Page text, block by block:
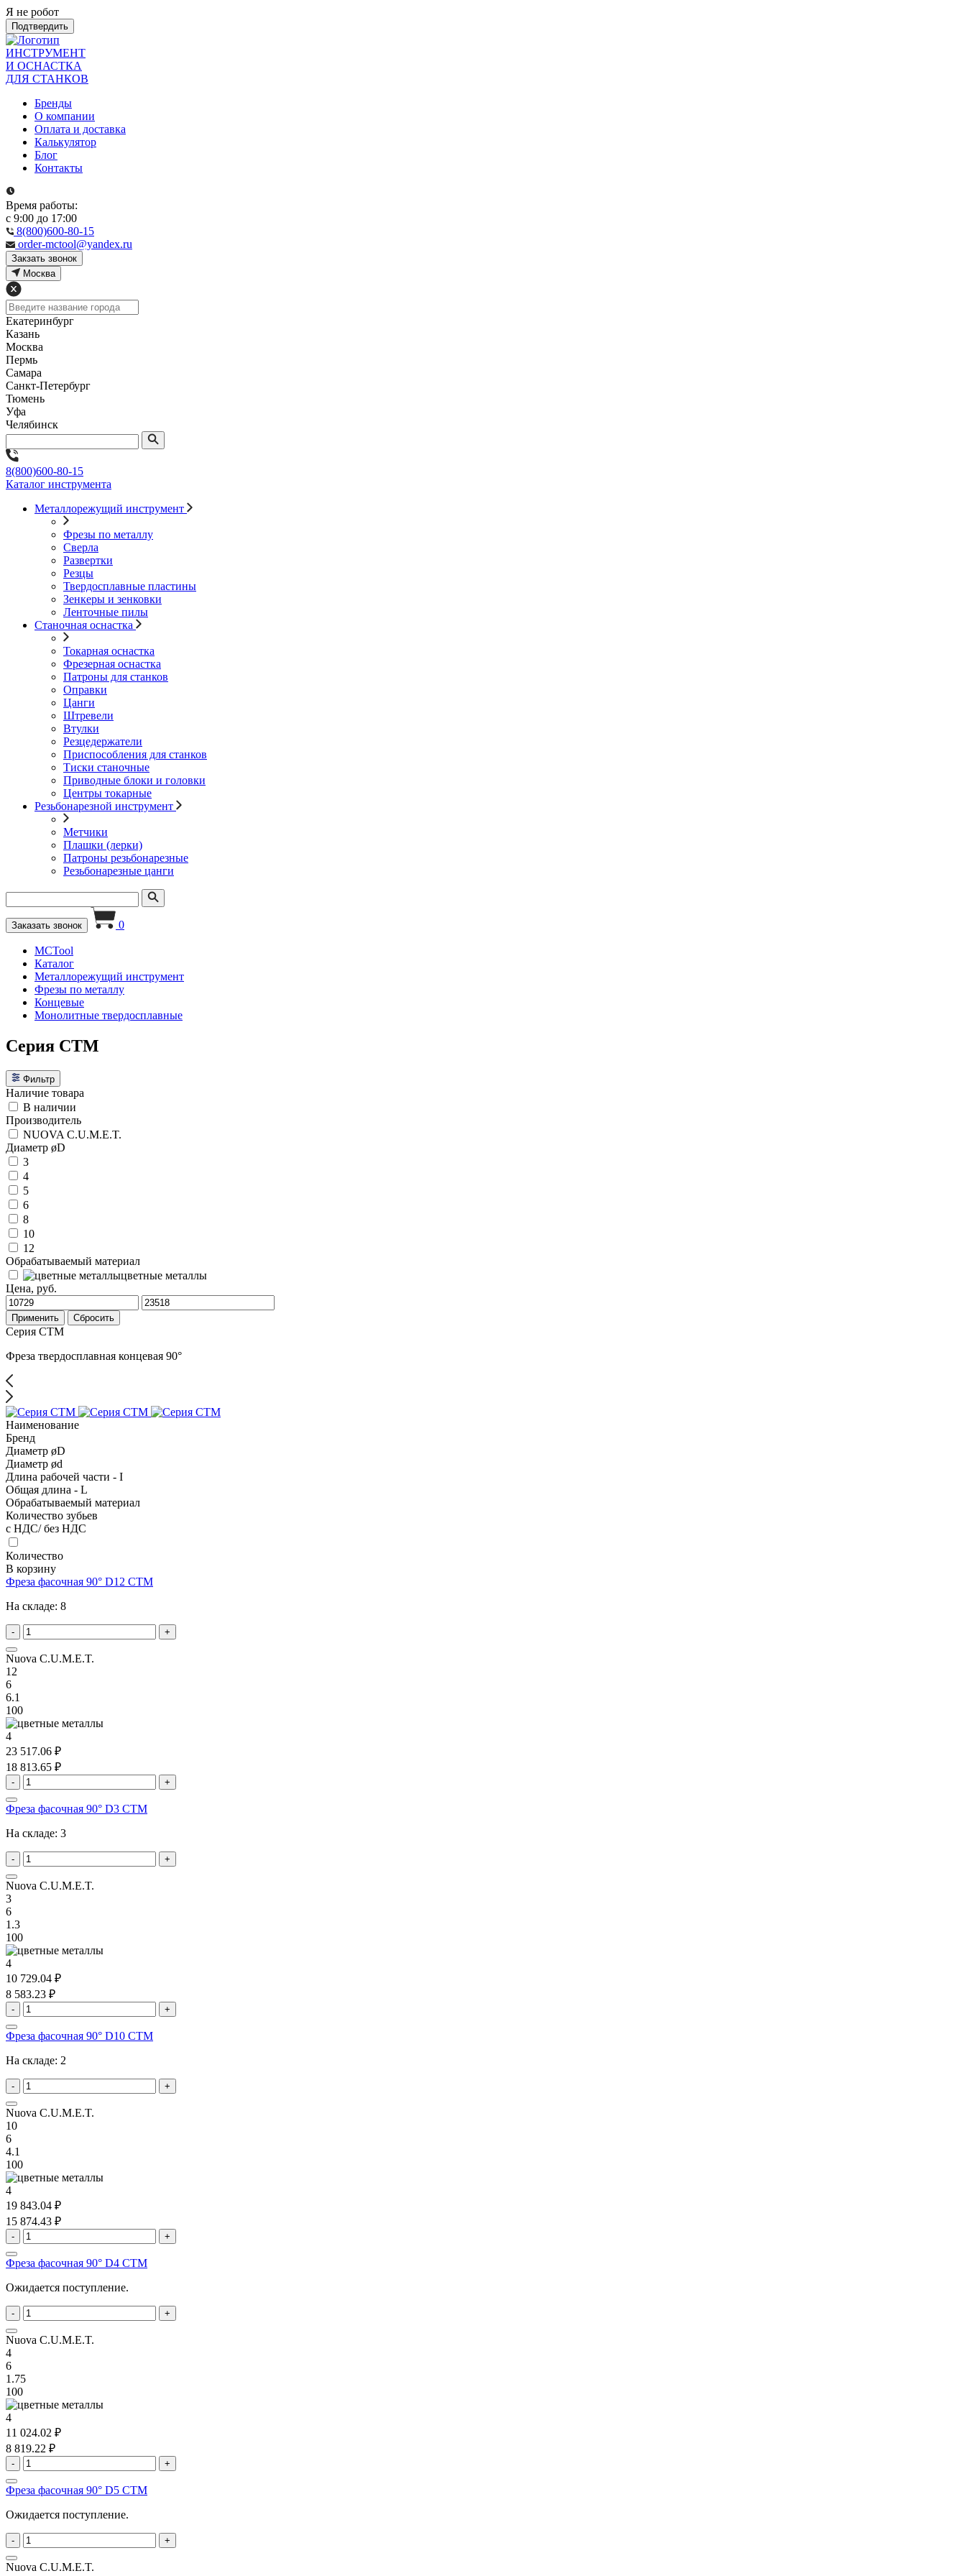
Я не робот
Подтвердить
ИНСТРУМЕНТ
И ОСНАСТКА
ДЛЯ СТАНКОВ
Бренды
О компании
Оплата и доставка
Калькулятор
Блог
Контакты
Время работы:
с 9:00 до 17:00
8(800)600-80-15
order-mctool@yandex.ru
Закзать звонок
Москва
Екатеринбург
Казань
Москва
Пермь
Самара
Санкт-Петербург
Тюмень
Уфа
Челябинск
8(800)600-80-15
Каталог инструмента
Металлорежущий инструмент
Фрезы по металлу
Сверла
Развертки
Резцы
Твердосплавные пластины
Зенкеры и зенковки
Ленточные пилы
Станочная оснастка
Токарная оснастка
Фрезерная оснастка
Патроны для станков
Оправки
Цанги
Штревели
Втулки
Резцедержатели
Приспособления для станков
Тиски станочные
Приводные блоки и головки
Центры токарные
Резьбонарезной инструмент
Метчики
Плашки (лерки)
Патроны резьбонарезные
Резьбонарезные цанги
Заказать звонок 0
MCTool
Каталог
Металлорежущий инструмент
Фрезы по металлу
Концевые
Монолитные твердосплавные
Серия CTM
Фильтр
Наличие товара
В наличии
Производитель
NUOVA C.U.M.E.T.
Диаметр øD
3
4
5
6
8
10
12
Обрабатываемый материал
цветные металлы
Цена, руб.
Применить Сбросить
Серия CTM
Фреза твердосплавная концевая 90°
Наименование
Бренд
Диаметр øD
Диаметр ød
Длина рабочей части - I
Общая длина - L
Обрабатываемый материал
Количество зубьев
с НДС/ без НДС
Количество
В корзину
Фреза фасочная 90° D12 CTM
На складе: 8
- +
Nuova C.U.M.E.T.
12
6
6.1
100
4
23 517.06 ₽
18 813.65 ₽
- +
Фреза фасочная 90° D3 CTM
На складе: 3
- +
Nuova C.U.M.E.T.
3
6
1.3
100
4
10 729.04 ₽
8 583.23 ₽
- +
Фреза фасочная 90° D10 CTM
На складе: 2
- +
Nuova C.U.M.E.T.
10
6
4.1
100
4
19 843.04 ₽
15 874.43 ₽
- +
Фреза фасочная 90° D4 CTM
Ожидается поступление.
- +
Nuova C.U.M.E.T.
4
6
1.75
100
4
11 024.02 ₽
8 819.22 ₽
- +
Фреза фасочная 90° D5 CTM
Ожидается поступление.
- +
Nuova C.U.M.E.T.